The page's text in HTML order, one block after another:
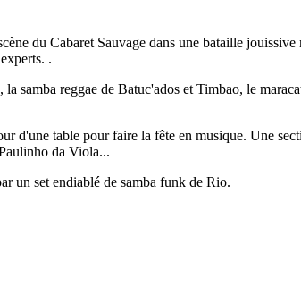
du Cabaret Sauvage dans une bataille
.
reggae de Batuc'ados et Timbao, le
d'une table pour faire la fête en musique. Une
da Viola...
un set endiablé de samba funk de Rio.